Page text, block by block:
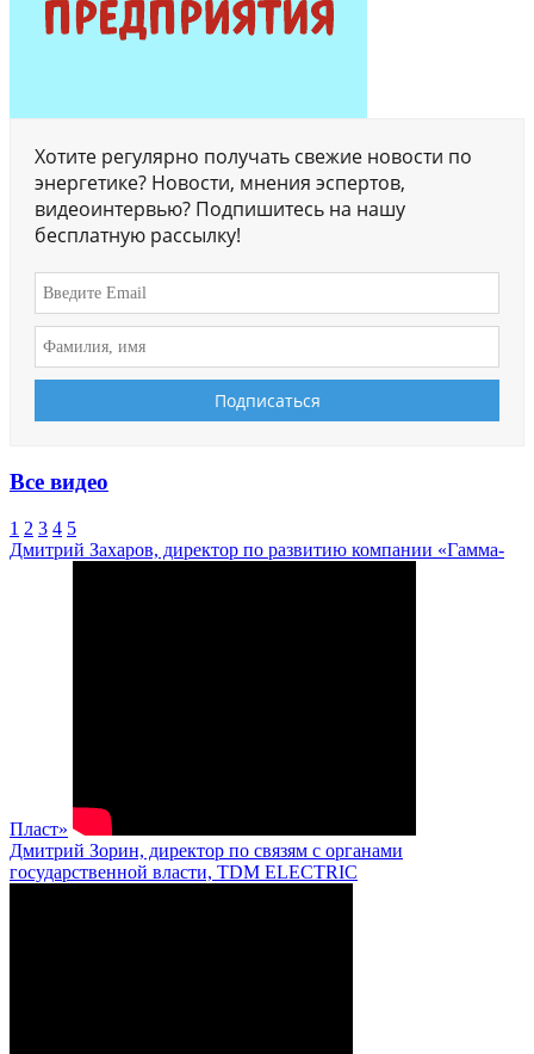
Хотите регулярно получать свежие новости по
энергетике? Новости, мнения эспертов,
видеоинтервью? Подпишитесь на нашу
бесплатную рассылку!
Все видео
1 2 3 4 5
Дмитрий Захаров, директор по развитию компании «Гамма-
Пласт»
Дмитрий Зорин, директор по связям с органами
государственной власти, TDM ELECTRIC